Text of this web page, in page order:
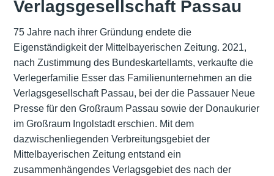
Verlagsgesellschaft Passau
75 Jahre nach ihrer Gründung endete die
Eigenständigkeit der Mittelbayerischen Zeitung. 2021,
nach Zustimmung des Bundeskartellamts, verkaufte die
Verlegerfamilie Esser das Familienunternehmen an die
Verlagsgesellschaft Passau, bei der die Passauer Neue
Presse für den Großraum Passau sowie der Donaukurier
im Großraum Ingolstadt erschien. Mit dem
dazwischenliegenden Verbreitungsgebiet der
Mittelbayerischen Zeitung entstand ein
zusammenhängendes Verlagsgebiet des nach der